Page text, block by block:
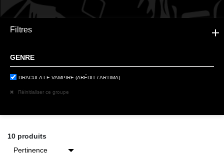
Filtres
GENRE
DRACULA LE VAMPIRE (ARÉDIT / ARTIMA)
Réinitialiser ce groupe
10 produits